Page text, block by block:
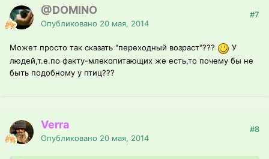
@DOMINO
Опубликовано 20 мая, 2014
#7
Может просто так сказать "переходный возраст"???
У
людей,т.е.по факту-млекопитающих же есть,то почему бы не
быть подобному у птиц???
Verra
Опубликовано 20 мая, 2014
#8